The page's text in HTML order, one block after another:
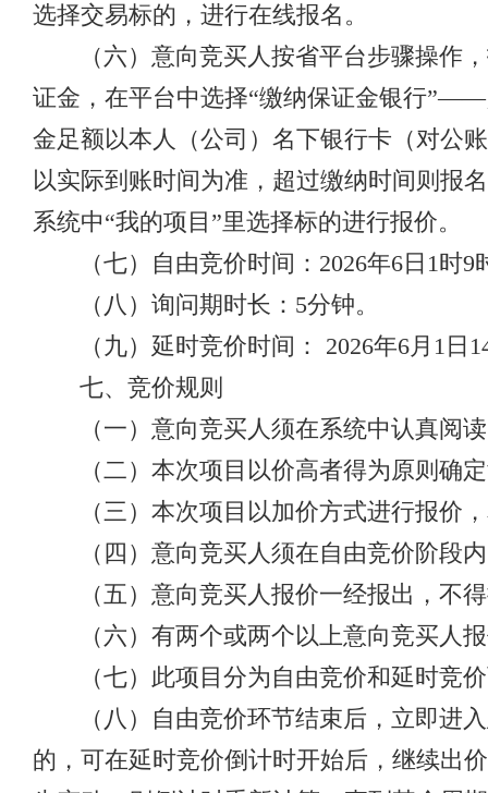
选择交易标的，进行在线报名。
（六）意向竞买人按省平台步骤操作
证金，在平台中选择“缴纳保证金银行”——
金足额以本人（公司）名下银行卡（对公
以实际到账时间为准，超过缴纳时间则报
系统中“我的项目”里选择标的进行报价。
（七）自由竞价时间：2026年6日1时
（八）询问期时长：5分钟。
（九）延时竞价时间： 2026年6月1
七、竞价规则
（一）意向竞买人须在系统中认真阅
（二）本次项目以价高者得为原则确
（三）本次项目以加价方式进行报价
（四）意向竞买人须在自由竞价阶段
（五）意向竞买人报价一经报出，不
（六）有两个或两个以上意向竞买人
（七）此项目分为自由竞价和延时竞
（八）自由竞价环节结束后，立即进
的，可在延时竞价倒计时开始后，继续出